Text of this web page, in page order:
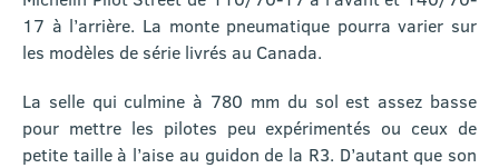
17 à l’arrière. La monte pneumatique pourra varier sur
les modèles de série livrés au Canada.
La selle qui culmine à 780 mm du sol est assez basse
pour mettre les pilotes peu expérimentés ou ceux de
petite taille à l’aise au guidon de la R3. D’autant que son